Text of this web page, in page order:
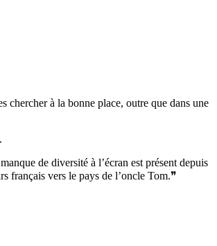
chercher à la bonne place, outre que dans une
.
de diversité à l’écran est présent depuis
français vers le pays de l’oncle Tom.❞